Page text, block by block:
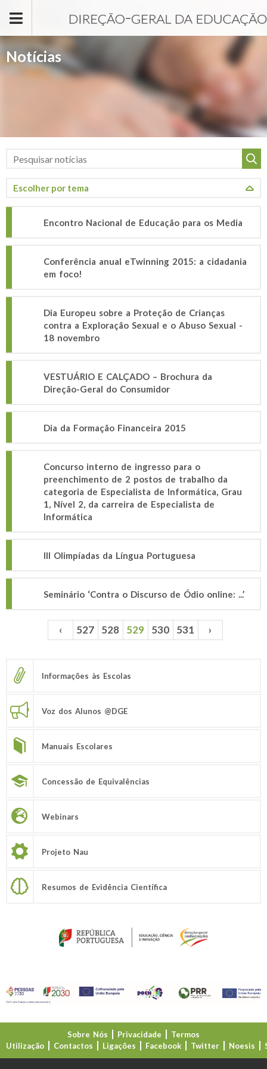
Notícias
Encontro Nacional de Educação para os Media
Conferência anual eTwinning 2015: a cidadania
em foco!
Dia Europeu sobre a Proteção de Crianças
contra a Exploração Sexual e o Abuso Sexual -
18 novembro
VESTUÁRIO E CALÇADO – Brochura da
Direção-Geral do Consumidor
Dia da Formação Financeira 2015
Concurso interno de ingresso para o
preenchimento de 2 postos de trabalho da
categoria de Especialista de Informática, Grau
1, Nível 2, da carreira de Especialista de
Informática
III Olimpíadas da Língua Portuguesa
Seminário ‘Contra o Discurso de Ódio online: ...’
Páginas ‹ 527 528 529 530 531 ›
Informações às Escolas
Voz dos Alunos @DGE
Manuais Escolares
Concessão de Equivalências
Webinars
Projeto Nau
Resumos de Evidência Científica
Sobre Nós Privacidade
Termos
Utilização
Contactos Ligações Facebook Twitter Noesis